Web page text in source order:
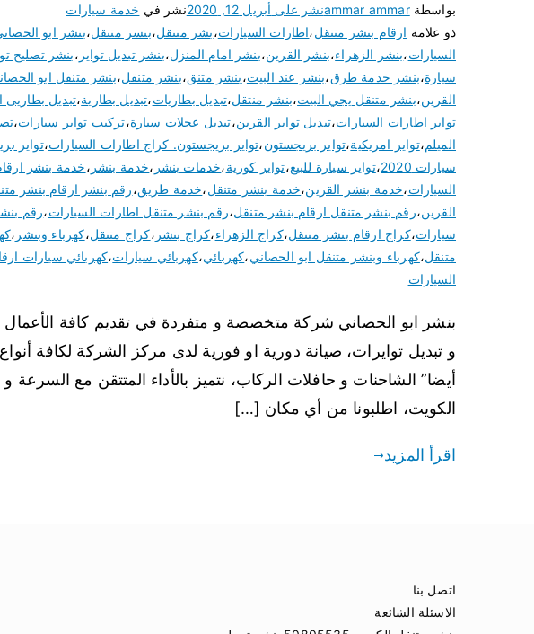
بواسطةammar ammarنشر على أبريل 12, 2020 نشر في خدمة سيارات
ذو علامة ارقام بنشر متنقل،اطارات السيارات،بشر متنقل،بنسر متنقل،بنشر ابو
السيارات،بنشر الزهراء،بنشر القرين،بنشر امام المنزل،بنشر تبديل تواير ،بنشر تصليح
سيارة،بنشر خدمة طرق،بنشر عند البيت،بنشر متنق،بنشر متنقل،بنشر متنقل ابو
القرين،بنشر متنقل يجي البيت،بنشر منتقل،تبديل بطاريات،تبديل بطارية،تبديل بطاريى
تواير اطارات السيارات،تبديل تواير القرين،تبديل عجلات سيارة،تركيب تواير سيارات،
الميلم،تواير امريكية،تواير بريجستون،تواير بريجستون. كراج اطارات السيارات،تواير
سيارات 2020
،تواير سيارة للبيع،تواير كورية،خدمات بنشر ،خدمة بنشر ،خدمة بنشر
السيارات،خدمة بنشر القرين،خدمة بنشر متنقل،خدمة طريق،رقم بنشر ارقام بنشر
القرين،رقم بنشر متنقل ارقام بنشر متنقل،رقم بنشر متنقل اطارات السيارات،رقم
سيارات،كراج ارقام بنشر متنقل،كراج الزهراء،كراج بنشر ،كراج متنقل،كهرباء وبنشر ،
متنقل،كهرباء وبنشر متنقل ابو الحصاني،كهربائي،كهربائي سيارات،كهربائي سيارات
السيارات
بنشر ابو الحصاني شركة متخصصة و متفردة في تقديم كافة الأعمال
و تبديل توايرات، صيانة دورية او فورية لدى مركز الشركة لكافة
أيضا” الشاحنات و حافلات الركاب، نتميز بالأداء المتتقن مع
الكويت، اطلبونا من أي مكان […]
اقرأ المزيد
اتصل بنا
الاسئلة الشائعة